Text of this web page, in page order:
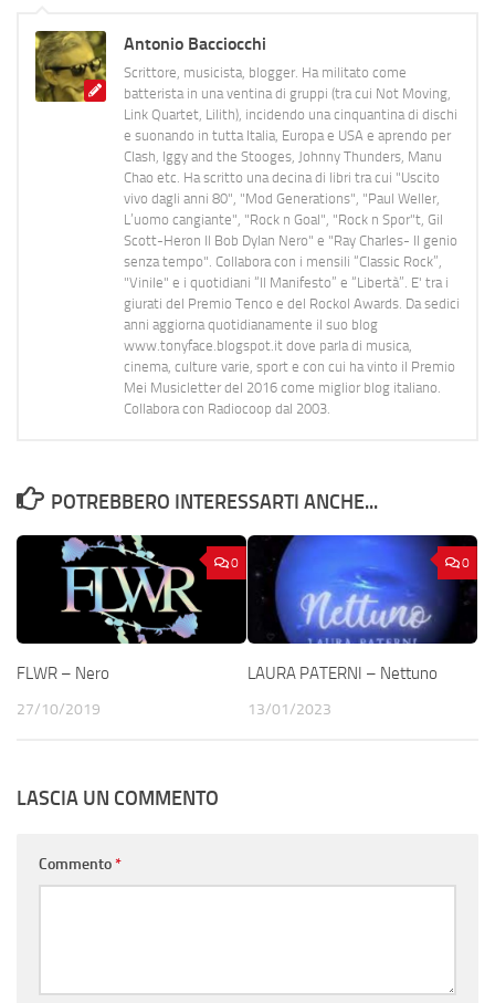
Antonio Bacciocchi
Scrittore, musicista, blogger. Ha militato come
batterista in una ventina di gruppi (tra cui Not Moving,
Link Quartet, Lilith), incidendo una cinquantina di dischi
e suonando in tutta Italia, Europa e USA e aprendo per
Clash, Iggy and the Stooges, Johnny Thunders, Manu
Chao etc. Ha scritto una decina di libri tra cui "Uscito
vivo dagli anni 80", "Mod Generations", "Paul Weller,
L’uomo cangiante", "Rock n Goal", "Rock n Spor"t, Gil
Scott-Heron Il Bob Dylan Nero" e "Ray Charles- Il genio
senza tempo". Collabora con i mensili “Classic Rock”,
"Vinile" e i quotidiani “Il Manifesto” e “Libertà”. E' tra i
giurati del Premio Tenco e del Rockol Awards. Da sedici
anni aggiorna quotidianamente il suo blog
www.tonyface.blogspot.it dove parla di musica,
cinema, culture varie, sport e con cui ha vinto il Premio
Mei Musicletter del 2016 come miglior blog italiano.
Collabora con Radiocoop dal 2003.
POTREBBERO INTERESSARTI ANCHE...
0
FLWR – Nero
27/10/2019
0
LAURA PATERNI – Nettuno
13/01/2023
LASCIA UN COMMENTO
Commento*